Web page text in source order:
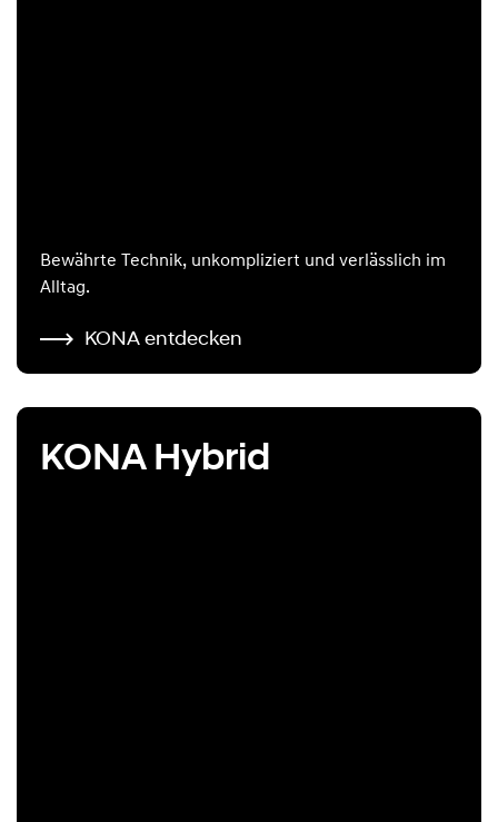
Bewährte Technik, unkompliziert und verlässlich im
Alltag.
KONA entdecken
KONA Hybrid